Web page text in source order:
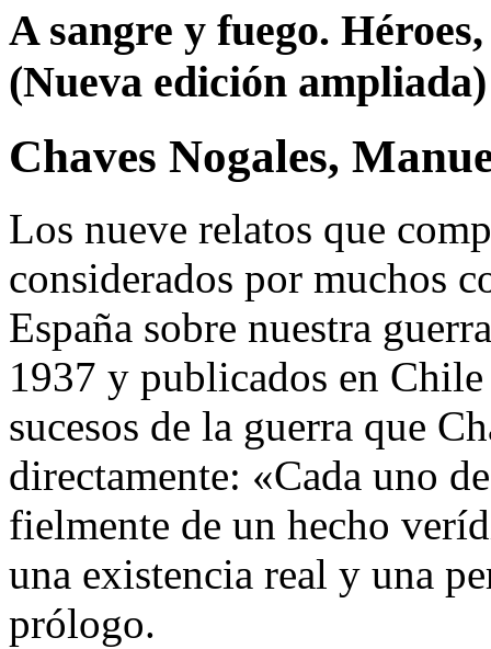
A sangre y fuego.
(Nueva edición ampliada)
Chaves Nogales,
Los nueve relatos que
considerados por muchos
España sobre nuestra
1937 y publicados en
sucesos de la guerra que
directamente: «Cada uno
fielmente de un hecho
una existencia real y una
prólogo.